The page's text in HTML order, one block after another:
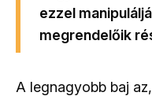
ezzel
megrendelőik
A legnagyobb baj